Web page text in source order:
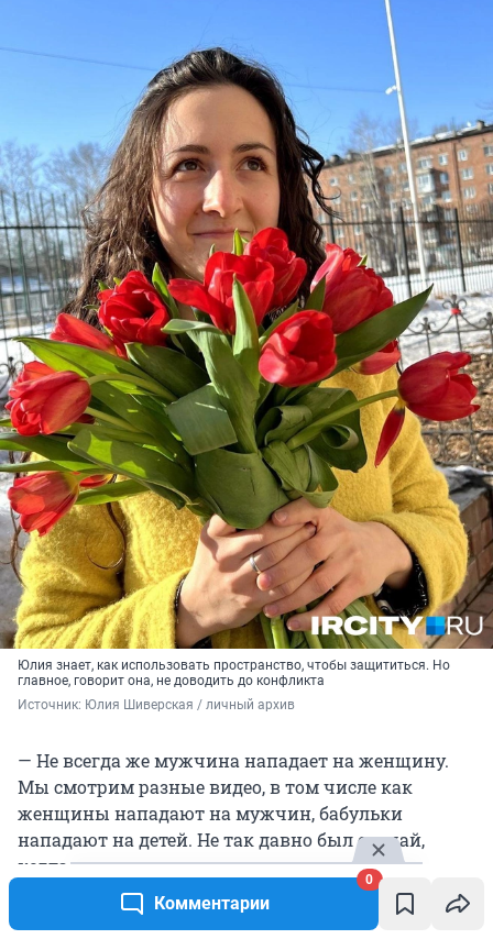
Комментарии
0
Юлия знает, как использовать пространство, чтобы защититься. Но
главное, говорит она, не доводить до конфликта
Источник: Юлия Шиверская / личный архив
— Не всегда же мужчина нападает на женщину.
Мы смотрим разные видео, в том числе как
женщины нападают на мужчин, бабульки
нападают на детей. Не так давно был случай,
когда женщина почти до полусмерти избила
водителя троллейбуса, тоже женщину. Разбираем
школьные драки, буллинг, потому что